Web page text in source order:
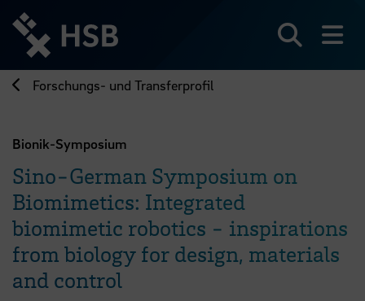
zum
Seiteninhalt
springen
Forschungs- und Transferprofil
Bionik-Symposium
Sino-German Symposium on
Biomimetics: Integrated
biomimetic robotics - inspirations
from biology for design, materials
and control